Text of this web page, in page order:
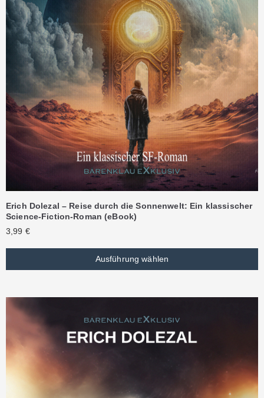
Erich Dolezal – Reise durch die Sonnenwelt: Ein klassischer
Science-Fiction-Roman (eBook)
3,99 €
Ausführung wählen